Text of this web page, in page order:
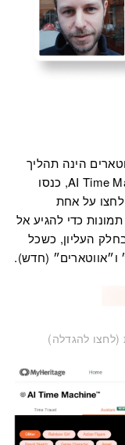
הינה תהליך
AI Time, כנסו
על אחת
כדי להגיע אל
העליון, כשכל
(חדש).
(לחצו להגדלה)